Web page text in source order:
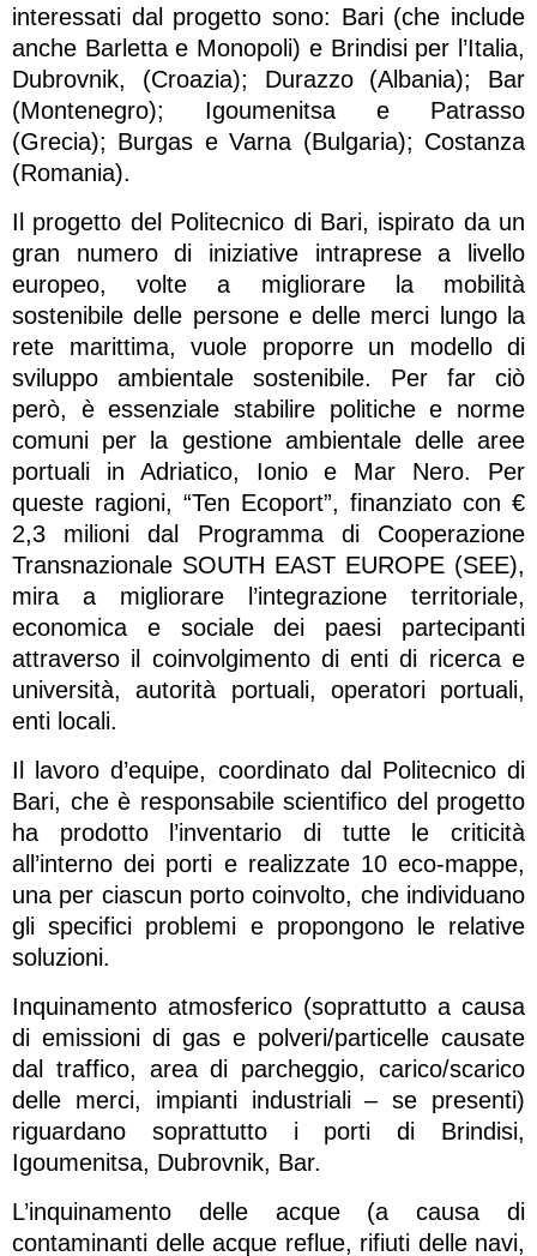
interessati dal progetto sono: Bari (che include
anche Barletta e Monopoli) e Brindisi per l’Italia,
Dubrovnik, (Croazia); Durazzo (Albania); Bar
(Montenegro); Igoumenitsa e Patrasso
(Grecia); Burgas e Varna (Bulgaria); Costanza
(Romania).
Il progetto del Politecnico di Bari, ispirato da un
gran numero di iniziative intraprese a livello
europeo, volte a migliorare la mobilità
sostenibile delle persone e delle merci lungo la
rete marittima, vuole proporre un modello di
sviluppo ambientale sostenibile. Per far ciò
però, è essenziale stabilire politiche e norme
comuni per la gestione ambientale delle aree
portuali in Adriatico, Ionio e Mar Nero. Per
queste ragioni, “Ten Ecoport”, finanziato con €
2,3 milioni dal Programma di Cooperazione
Transnazionale SOUTH EAST EUROPE (SEE),
mira a migliorare l’integrazione territoriale,
economica e sociale dei paesi partecipanti
attraverso il coinvolgimento di enti di ricerca e
università, autorità portuali, operatori portuali,
enti locali.
Il lavoro d’equipe, coordinato dal Politecnico di
Bari, che è responsabile scientifico del progetto
ha prodotto l’inventario di tutte le criticità
all’interno dei porti e realizzate 10 eco-mappe,
una per ciascun porto coinvolto, che individuano
gli specifici problemi e propongono le relative
soluzioni.
Inquinamento atmosferico (soprattutto a causa
di emissioni di gas e polveri/particelle causate
dal traffico, area di parcheggio, carico/scarico
delle merci, impianti industriali – se presenti)
riguardano soprattutto i porti di Brindisi,
Igoumenitsa, Dubrovnik, Bar.
L’inquinamento delle acque (a causa di
contaminanti delle acque reflue, rifiuti delle navi,